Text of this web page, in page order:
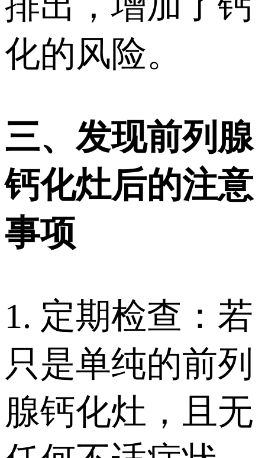
化的风险。
三、发现前列腺
钙化灶后的注意
事项
1. 定期检查：若
只是单纯的前列
腺钙化灶，且无